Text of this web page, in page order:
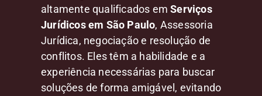
altamente qualificados emServiços
Jurídicos em São Paulo, Assessoria
Jurídica, negociação e resolução de
conflitos. Eles têm a habilidade e a
experiência necessárias para buscar
soluções de forma amigável, evitando